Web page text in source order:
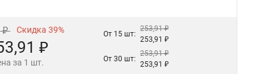
₽ Скидка 39%
₽
за 1 шт.
От 15 шт:
253,91 ₽
253,91 ₽
От 30 шт:
253,91 ₽
253,91 ₽